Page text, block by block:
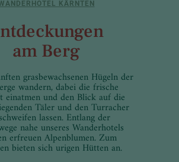
KÄRNTEN
am Berg
grasbewachsenen Hügeln der
wandern, dabei die frische
einatmen und den Blick auf die
Täler und den Turracher
lassen. Entlang der
nahe unseres Wanderhotels
erfreuen Alpenblumen. Zum
bieten sich urigen Hütten an.